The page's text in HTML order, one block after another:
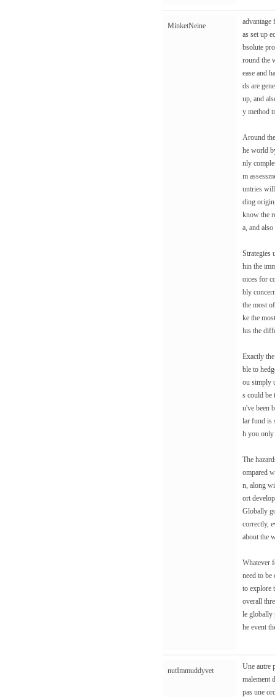
MinketNeine
advantage
as set up
bsolute
round the
ease and
ds are
up, and
y method
Around
he world
nly
m
untries
ding
know the
a, and
Strategies
hin the
oices for
bly
the most
ke the
lus the
Exactly
ble to
ou simply
s could be
u've been
lar fund is
h you only
The
ompared
n, along
ort
Globally
correctly,
about the
Whatever
need to be
to explore
overall
le globally
he event
nutImmuddyvet
Une autre
malement
pas une